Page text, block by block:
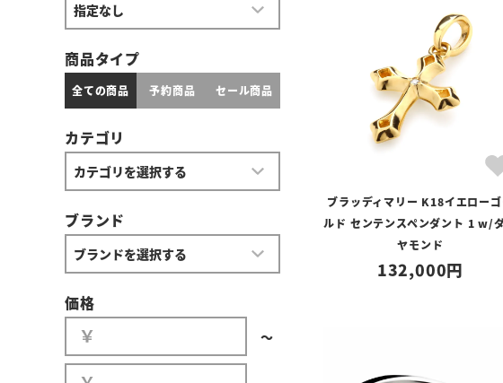
商品タイプ
全ての商品 予約商品 セール商品
カテゴリ
ブランド
価格
〜
ブラッディマリー K18イエローゴ
ルド センテンスペンダント 1 w/
ヤモンド
132,000